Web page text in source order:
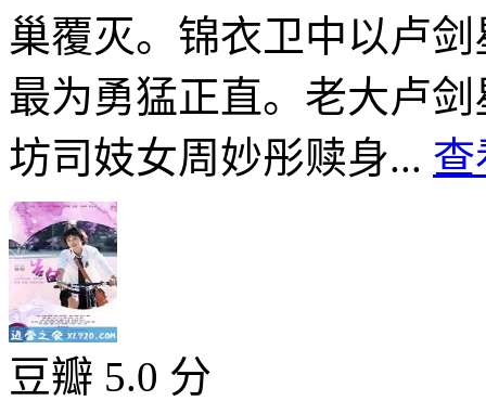
巢覆灭。锦衣卫中以卢
最为勇猛正直。老大卢
坊司妓女周妙彤赎身... 查
豆瓣 5.0 分